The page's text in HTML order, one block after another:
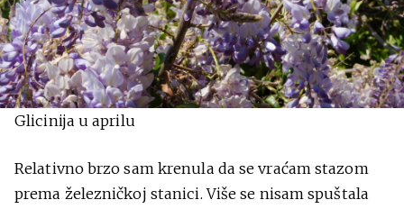
Glicinija u aprilu
Relativno brzo sam krenula da se vraćam stazom
prema železničkoj stanici. Više se nisam spuštala